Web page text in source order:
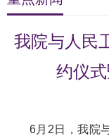
我院与人民
约仪
6月2日，我院